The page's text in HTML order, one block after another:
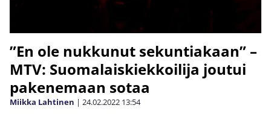
”En ole nukkunut sekuntiakaan” –
MTV: Suomalaiskiekkoilija joutui
pakenemaan sotaa
Miikka Lahtinen | 24.02.2022 13:54